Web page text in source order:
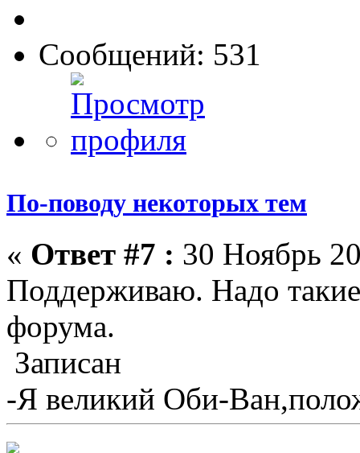
Сообщений: 531
По-поводу некоторых тем
« Ответ #7 : 30 Ноябрь
Поддерживаю. Надо
форума.
Записан
-Я великий Оби-